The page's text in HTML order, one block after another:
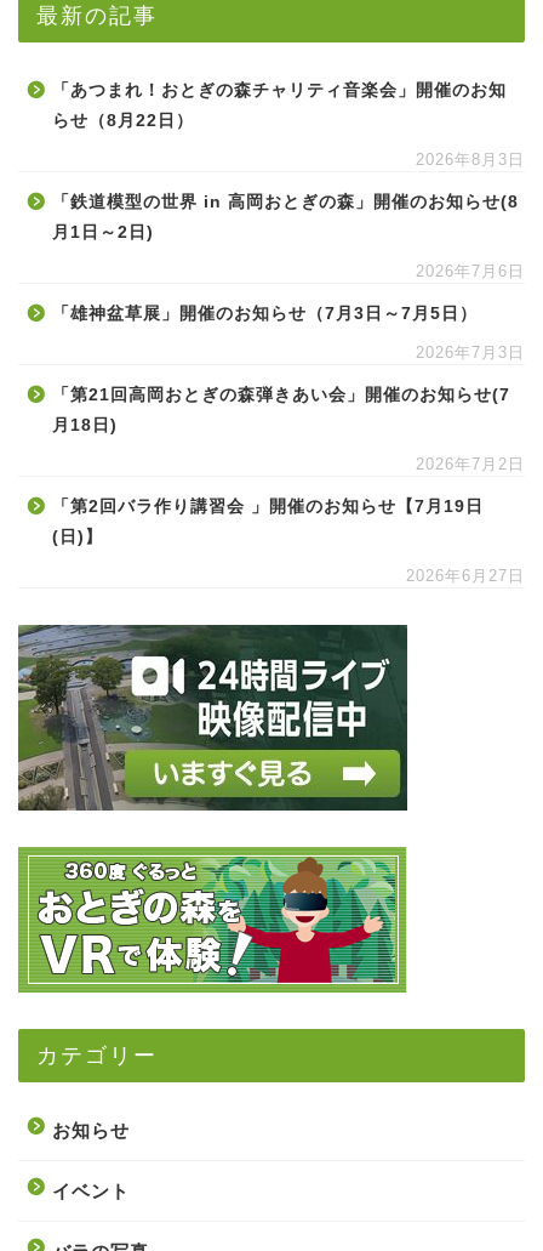
最新の記事
「あつまれ！おとぎの森チャリティ音楽会」開催のお知
らせ（8月22日）
2026年8月3日
「鉄道模型の世界 in 高岡おとぎの森」開催のお知らせ(8
月1日～2日)
2026年7月6日
「雄神盆草展」開催のお知らせ（7月3日～7月5日）
2026年7月3日
「第21回高岡おとぎの森弾きあい会」開催のお知らせ(7
月18日)
2026年7月2日
「第2回バラ作り講習会 」開催のお知らせ【7月19日
(日)】
2026年6月27日
カテゴリー
お知らせ
イベント